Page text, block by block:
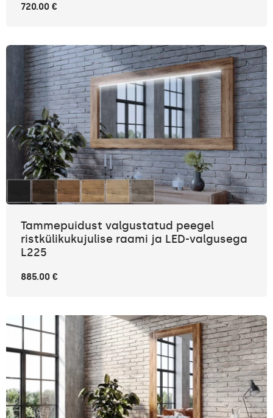
720.00 €
Tammepuidust valgustatud peegel
ristkülikukujulise raami ja LED-valgusega
L225
885.00 €